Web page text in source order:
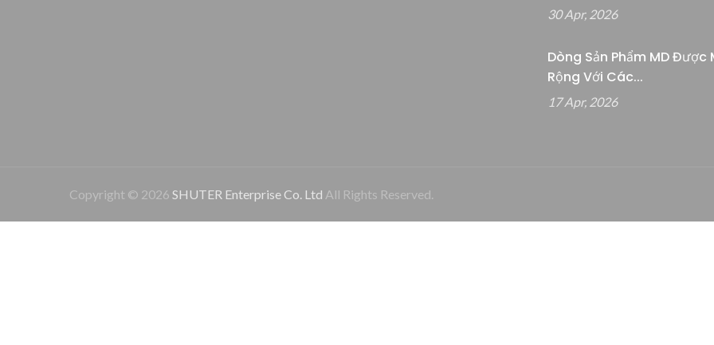
30 Apr, 2026
Dòng Sản Phẩm MD Được
Rộng Với Các...
17 Apr, 2026
Copyright © 2026 SHUTER Enterprise Co. Ltd All Rights Reserved.